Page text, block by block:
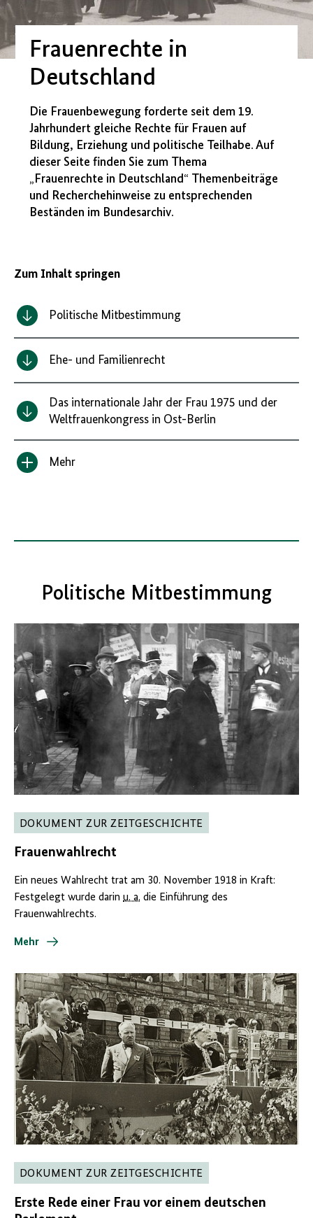
Frauenrechte in
Deutschland
Die Frauenbewegung forderte seit dem 19.
Jahrhundert gleiche Rechte für Frauen auf
Bildung, Erziehung und politische Teilhabe. Auf
dieser Seite finden Sie zum Thema
„Frauenrechte in Deutschland“ Themenbeiträge
und Recherchehinweise zu entsprechenden
Beständen im Bundesarchiv.
Zum Inhalt springen
Politische Mitbestimmung
Ehe- und Familienrecht
Das internationale Jahr der Frau 1975 und der
Weltfrauenkongress in Ost-Berlin
Inhalt
Mehr
Politische Mitbestimmung
DOKUMENT ZUR ZEITGESCHICHTE
Frauenwahlrecht
Ein neues Wahlrecht trat am 30. November 1918 in Kraft:
Festgelegt wurde darin u. a. die Einführung des
Frauenwahlrechts.
Mehr
DOKUMENT ZUR ZEITGESCHICHTE
Erste Rede einer Frau vor einem deutschen